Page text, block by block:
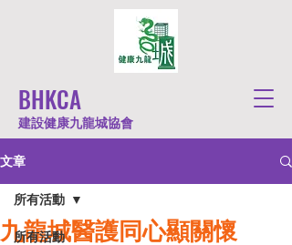
BHKCA
建設健康九龍城協會
文章
所有活動
所有活動
九龍城醫護同心顯關懷